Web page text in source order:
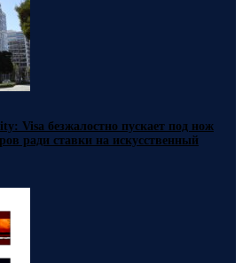
Visa безжалостно пускает под нож
ради ставки на искусственный